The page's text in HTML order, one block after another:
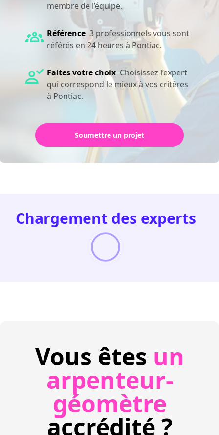
membre de l’équipe.
Référence 3 professionnels vous sont
référés en 24 heures à Pontiac.
Faites votre choix Choisissez l’expert
qui correspond le mieux à vos critères
à Pontiac.
Soumettre un projet
Chargement des experts
Vous êtes un
arpenteur-
géomètre
accrédité ?